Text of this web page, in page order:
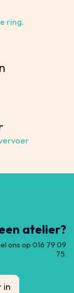
ring.
atelier?
ons op 016 79 09
75.
in